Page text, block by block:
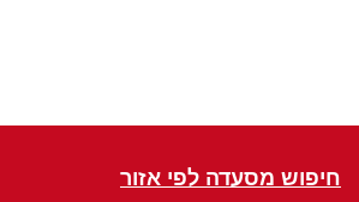
חיפוש מסעדה לפי אזור